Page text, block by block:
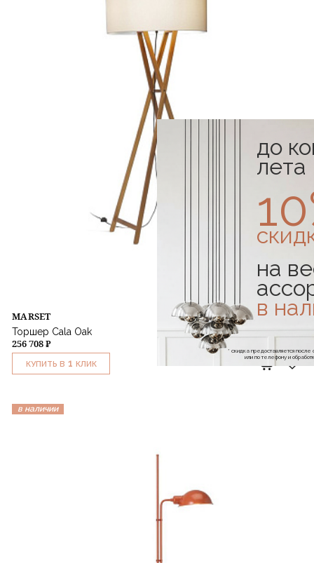
MARSET
Торшер Cala Oak
256 708 ₽
КУПИТЬ В 1 КЛИК
в наличии
до
лета
на
в
* скидка предоставляется
или по телефону и